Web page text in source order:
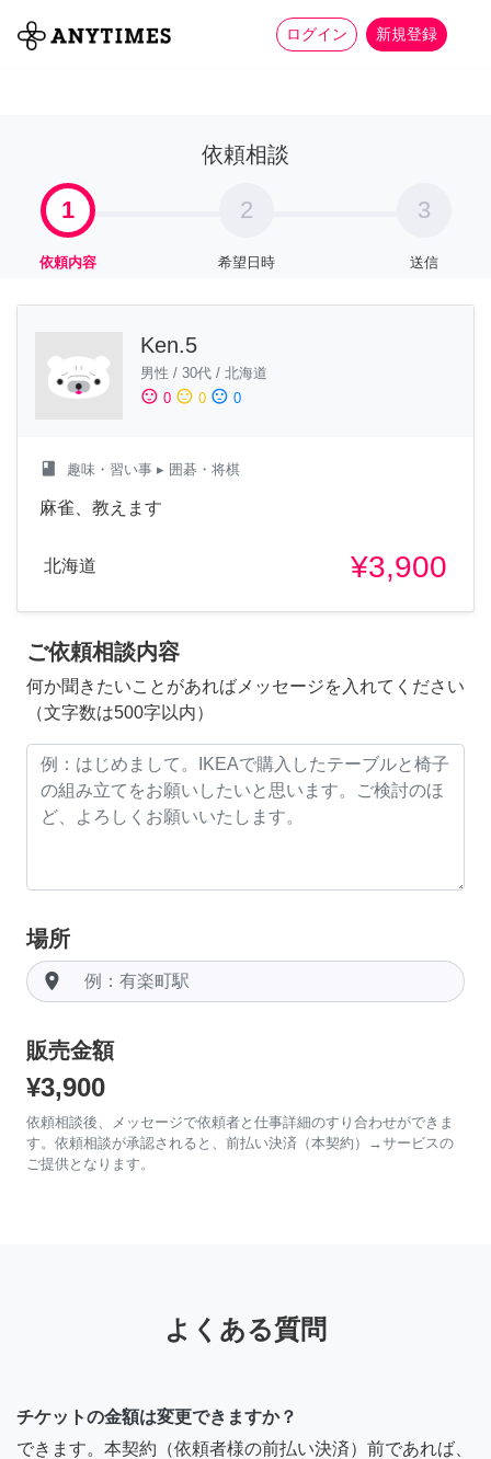
ログイン 新規登録
全て 家事 more_horiz
依頼相談
1
依頼内容
2
希望日時
3
送信
Ken.5
男性 / 30代 / 北海道
sentiment_satisfied 0 sentiment_neutral 0 sentiment_dissatisfied 0
class 趣味・習い事 ▸ 囲碁・将棋
麻雀、教えます
北海道 ¥3,900
ご依頼相談内容
何か聞きたいことがあればメッセージを入れてください
（文字数は500字以内）
場所
room
販売金額
¥3,900
依頼相談後、メッセージで依頼者と仕事詳細のすり合わせができま
す。依頼相談が承認されると、前払い決済（本契約）→サービスの
ご提供となります。
よくある質問
チケットの金額は変更できますか？
できます。本契約（依頼者様の前払い決済）前であれば、